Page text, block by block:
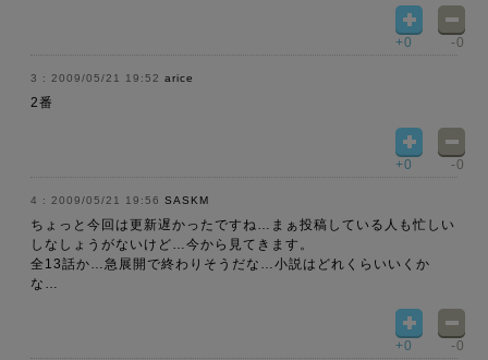
+0 -0
2009/05/21 19:52 arice
2番
+0 -0
2009/05/21 19:56 SASKM
ちょっと今回は更新遅かったですね…まぁ投稿している人も忙しい
しなしょうがないけど…今から見てきます。
全13話か…急展開で終わりそうだな…小説はどれくらいいくか
な…
+0 -0